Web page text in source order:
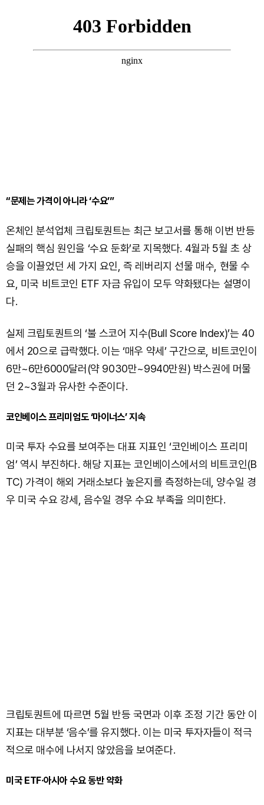
“문제는 가격이 아니라 ‘수요’”
온체인 분석업체 크립토퀀트는 최근 보고서를 통해 이번 반등
실패의 핵심 원인을 ‘수요 둔화’로 지목했다. 4월과 5월 초 상
승을 이끌었던 세 가지 요인, 즉 레버리지 선물 매수, 현물 수
요, 미국 비트코인 ETF 자금 유입이 모두 약화됐다는 설명이
다.
실제 크립토퀀트의 ‘불 스코어 지수(Bull Score Index)’는 40
에서 20으로 급락했다. 이는 ‘매우 약세’ 구간으로, 비트코인이
6만~6만6000달러(약 9030만~9940만원) 박스권에 머물
던 2~3월과 유사한 수준이다.
코인베이스 프리미엄도 ‘마이너스’ 지속
미국 투자 수요를 보여주는 대표 지표인 ‘코인베이스 프리미
엄’ 역시 부진하다. 해당 지표는 코인베이스에서의 비트코인(B
TC) 가격이 해외 거래소보다 높은지를 측정하는데, 양수일 경
우 미국 수요 강세, 음수일 경우 수요 부족을 의미한다.
크립토퀀트에 따르면 5월 반등 국면과 이후 조정 기간 동안 이
지표는 대부분 ‘음수’를 유지했다. 이는 미국 투자자들이 적극
적으로 매수에 나서지 않았음을 보여준다.
미국 ETF·아시아 수요 동반 약화